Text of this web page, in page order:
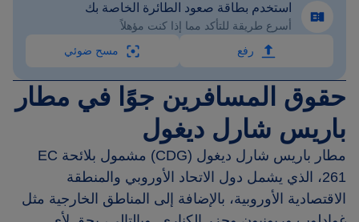
استخدم بطاقة صعود الطائرة الخاصة بك
أسرع طريقة للتأكد مما إذا كنت مؤهلاً
رفع
مسح ضوئي
حقوق المسافرين جوًا في مطار
باريس شارل ديغول
مطار باريس شارل ديغول (CDG) مشمول بلائحة EC
261، الذي يشمل دول الاتحاد الأوروبي والمنطقة
الاقتصادية الأوروبية، بالإضافة إلى المناطق الخارجية مثل